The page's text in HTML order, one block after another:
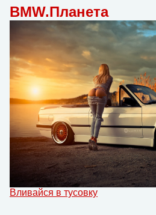
BMW.Планета
Вливайся в тусовку